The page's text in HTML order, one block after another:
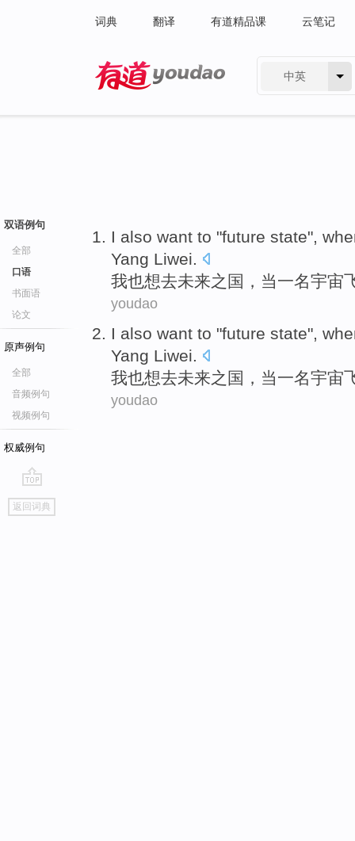
词典 翻译 有道精品课 云笔记
中英
双语例句
全部
口语
书面语
论文
原声例句
全部
音频例句
视频例句
权威例句
go
top
返回词典
I also want to "future state",
Yang Liwei.
我也想去未来之 国 ， 当一名宇宙
youdao
I also want to "future state",
Yang Liwei.
我也想去未来之 国 ， 当一名宇宙
youdao